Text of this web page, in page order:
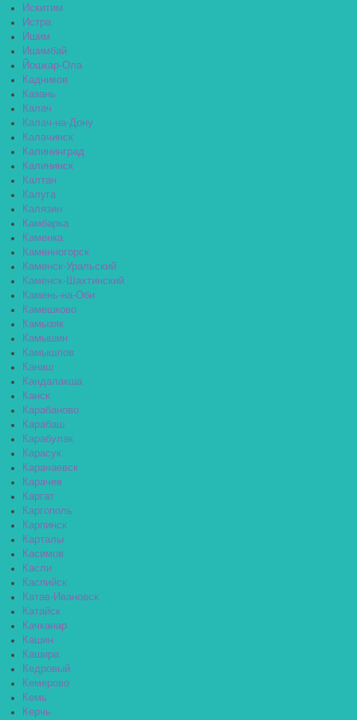
Искитим
Истра
Ишим
Ишимбай
Йошкар-Ола
Кадников
Казань
Калач
Калач-на-Дону
Калачинск
Калининград
Калининск
Калтан
Калуга
Калязин
Камбарка
Каменка
Каменногорск
Каменск-Уральский
Каменск-Шахтинский
Камень-на-Оби
Камешково
Камызяк
Камышин
Камышлов
Канаш
Кандалакша
Канск
Карабаново
Карабаш
Карабулак
Карасук
Карачаевск
Карачев
Каргат
Каргополь
Карпинск
Карталы
Касимов
Касли
Каспийск
Катав-Ивановск
Катайск
Качканар
Кашин
Кашира
Кедровый
Кемерово
Кемь
Керчь